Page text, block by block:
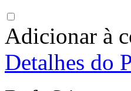
Adicionar à
Detalhes do